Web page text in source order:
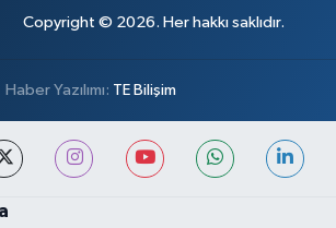
Copyright © 2026. Her hakkı saklıdır.
Haber Yazılımı: TE Bilişim